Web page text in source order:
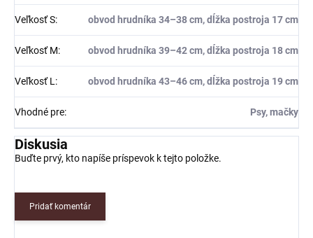
Veľkosť S: obvod hrudníka 34–38 cm, dĺžka postroja 17 cm
Veľkosť M: obvod hrudníka 39–42 cm, dĺžka postroja 18 cm
Veľkosť L: obvod hrudníka 43–46 cm, dĺžka postroja 19 cm
Vhodné pre: Psy, mačky
Diskusia
Buďte prvý, kto napíše príspevok k tejto položke.
Pridať komentár